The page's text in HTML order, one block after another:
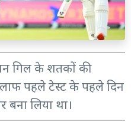
गिल के शतकों की
पहले टेस्ट के पहले दिन
लिया था।